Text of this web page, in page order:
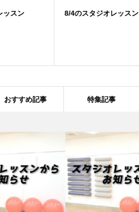
8/4のスタジオレッスン
おすすめ記事 特集記事